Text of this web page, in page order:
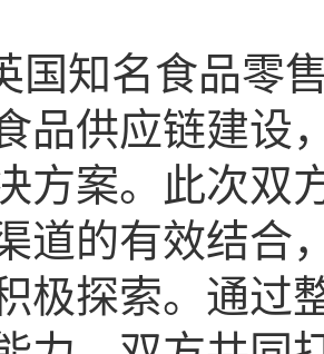
国知名食品零
品供应链建设
方案。此次双
道的有效结合
极探索。通过